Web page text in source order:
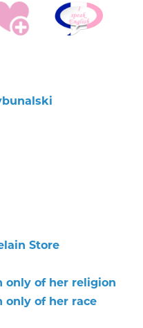
Store
only of her religion
only of her race